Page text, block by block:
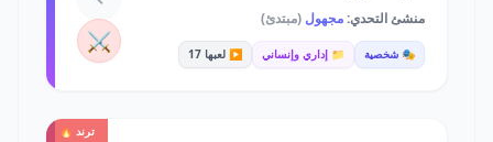
منشئ التحدي:مجهول (مبتدئ)
🎭 شخصية 📁 إداري وإنساني ▶️ لعبها 17 ⚔️
ترند 🔥